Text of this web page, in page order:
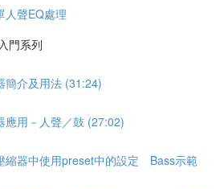
人聲EQ處理
門系列
簡介及用法 (31:24)
應用－人聲／鼓 (27:02)
縮器中使用preset中的設定 Bass示範